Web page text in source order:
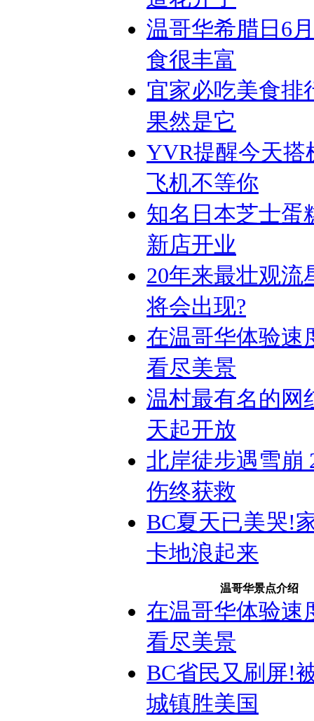
温哥华希腊日6
食很丰富
宜家必吃美食排
果然是它
YVR提醒今天搭
飞机不等你
知名日本芝士蛋
新店开业
20年来最壮观流
将会出现?
在温哥华体验速
看尽美景
温村最有名的网
天起开放
北岸徒步遇雪崩
伤终获救
BC夏天已美哭!
卡地浪起来
温哥华景点介绍
在温哥华体验速
看尽美景
BC省民又刷屏!
城镇胜美国